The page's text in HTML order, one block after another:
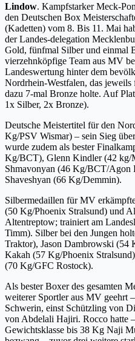
Lindow. Kampfstarker Meck-
den Deutschen Box
(Kadetten) vom 8. Bis 11. Mai
der Landes-delegation
Gold, fünfmal Silber und einmal
vierzehnköpfige Team aus MV
Landeswertung hinter dem
Nordrhein-Westfalen, das
dazu 7-mal Bronze holte. Auf
1x Silber, 2x Bronze).
Deutsche Meistertitel für den
Kg/PSV Wismar) – sein Sieg
wurde zudem als bester
Kg/BCT), Glenn Kindler (42 kg/
Shmavonyan (46 Kg/BCT/Agon
Shaveshyan (66 Kg/Demmin).
Silbermedaillen für MV
(50 Kg/Phoenix Stralsund) und
Altentreptow; trainiert am
Timm). Silber bei den Jungen
Traktor), Jason Dambrowski
Kakah (57 Kg/Phoenix
(70 Kg/GFC Rostock).
Als bester Boxer des gesamten
weiterer Sportler aus MV geehrt
Schwerin, einst Schützling von
von Abdelali Hajiri. Rocco hatte
Gewichtsklasse bis 38 Kg Naji